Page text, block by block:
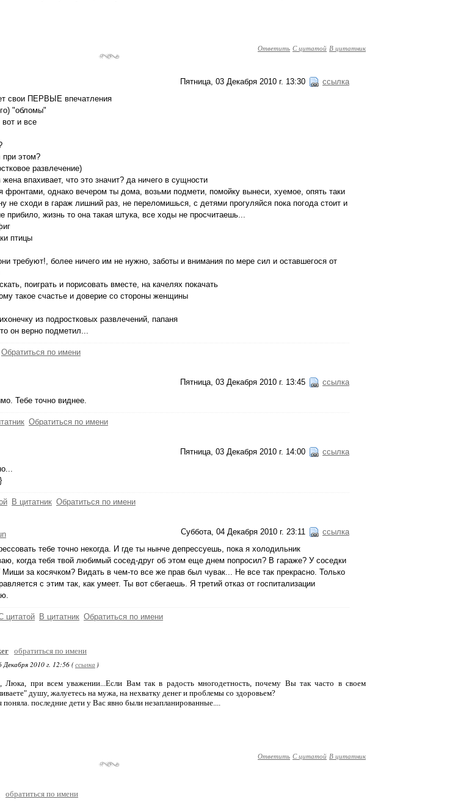
Ответить С цитатой В цитатник
Пятница, 03 Декабря 2010 г. 13:30 ссылка
свои ПЕРВЫЕ впечатления
"обломы"
и все
при этом?
развлечение)
впахивает, что это значит? да ничего в сущности
однако вечером ты дома, возьми подмети, помойку вынеси, хуемое, опять таки
не сходи в гараж лишний раз, не переломишься, с детями прогуляйся пока погода стоит и
прибило, жизнь то она такая штука, все ходы не просчитаешь...
птицы
требуют!, более ничего им не нужно, заботы и внимания по мере сил и оставшегося от
поиграть и порисовать вместе, на качелях покачать
такое счастье и доверие со стороны женщины
из подростковых развлечений, папаня
он верно подметил...
Обратиться по имени
Пятница, 03 Декабря 2010 г. 13:45 ссылка
Тебе точно виднее.
Обратиться по имени
Пятница, 03 Декабря 2010 г. 14:00 ссылка
В цитатник Обратиться по имени
Суббота, 04 Декабря 2010 г. 23:11 ссылка
тебе точно некогда. И где ты нынче депрессуешь, пока я холодильник
когда тебя твой любимый сосед-друг об этом еще днем попросил? В гараже? У соседки
за косячком? Видать в чем-то все же прав был чувак... Не все так прекрасно. Только
с этим так, как умеет. Ты вот сбегаешь. Я третий отказ от госпитализации
цитатой В цитатник Обратиться по имени
обратиться по имени
Декабря 2010 г. 12:56 (ссылка )
, Люка, при всем уважении...Если Вам так в радость многодетность, почему Вы так часто в своем
душу, жалуетесь на мужа, на нехватку денег и проблемы со здоровьем?
поняла. последние дети у Вас явно были незапланированные....
Ответить С цитатой В цитатник
обратиться по имени